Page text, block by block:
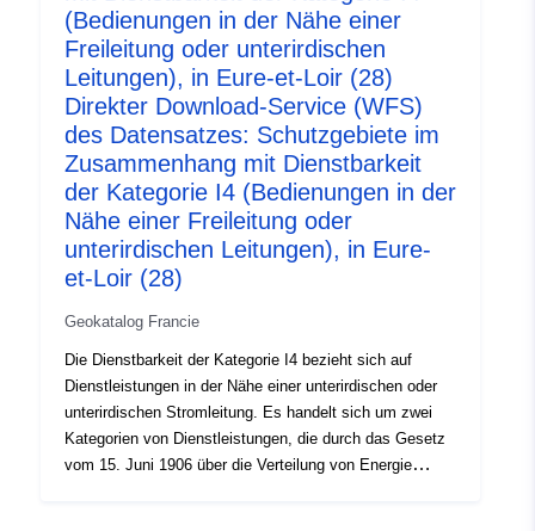
die sich in der Nähe von Stromleitern befinden und deren
Verlegung behindern oder durch Bewegung oder Sturz zu
Kurzschlüssen oder Beschädigungen der Bauwerke
führen könnten. Es handelt sich um Dienstleistungen,
die keine Enteignung des Eigentümers zur Folge haben,
der das Recht behält, abzureißen, zu reparieren, zu
erhöhen, zu schließen oder zu bauen, sofern der
Konzessionär einen Monat vor Beginn der Arbeiten
davon unterrichtet wird. B) die gemäß Artikel 12a auf
beiden Seiten einer Oberleitung mit einer Spannung von
130 KV oder mehr festgelegten Grenzen, innerhalb
deren — verboten sind: • Wohngebäude, •
Kategorien von Einrichtungen, die von der Öffentlichkeit
empfangen werden: Betreuungseinrichtungen für ältere
und behinderte Menschen, Hotels und
Beherbergungsbetriebe, Bildungseinrichtungen,
Ferienlager, sanitäre Einrichtungen,
(Bedienungen in der Nähe einer
Freileitung oder unterirdischen
Leitungen), in Eure-et-Loir (28)
Direkter Download-Service (WFS)
des Datensatzes: Schutzgebiete im
Zusammenhang mit Dienstbarkeit
der Kategorie I4 (Bedienungen in der
Nähe einer Freileitung oder
unterirdischen Leitungen), in Eure-
et-Loir (28)
Geokatalog Francie
Die Dienstbarkeit der Kategorie I4 bezieht sich auf
Dienstleistungen in der Nähe einer unterirdischen oder
unterirdischen Stromleitung. Es handelt sich um zwei
Kategorien von Dienstleistungen, die durch das Gesetz
vom 15. Juni 1906 über die Verteilung von Energie